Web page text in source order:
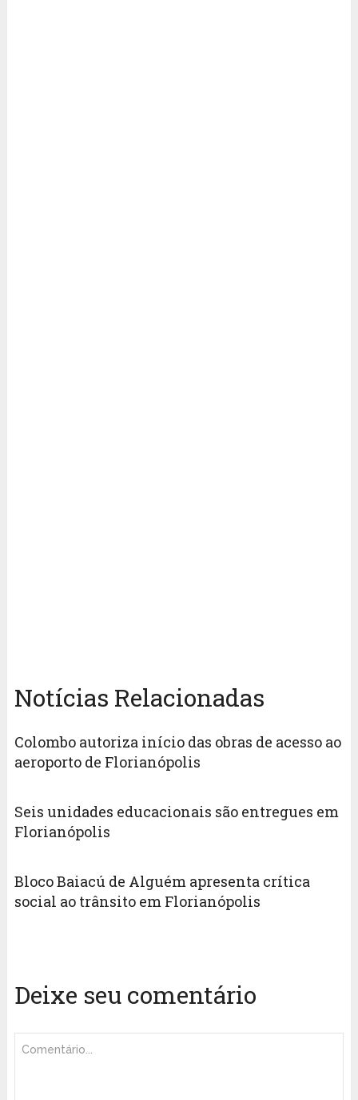
Notícias Relacionadas
Colombo autoriza início das obras de acesso ao
aeroporto de Florianópolis
Seis unidades educacionais são entregues em
Florianópolis
Bloco Baiacú de Alguém apresenta crítica
social ao trânsito em Florianópolis
Deixe seu comentário